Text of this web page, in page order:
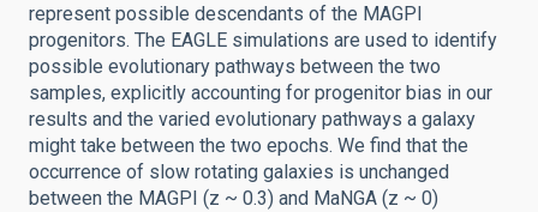
represent possible descendants of the MAGPI
progenitors. The EAGLE simulations are used to identify
possible evolutionary pathways between the two
samples, explicitly accounting for progenitor bias in our
results and the varied evolutionary pathways a galaxy
might take between the two epochs. We find that the
occurrence of slow rotating galaxies is unchanged
between the MAGPI (z ~ 0.3) and MaNGA (z ~ 0)